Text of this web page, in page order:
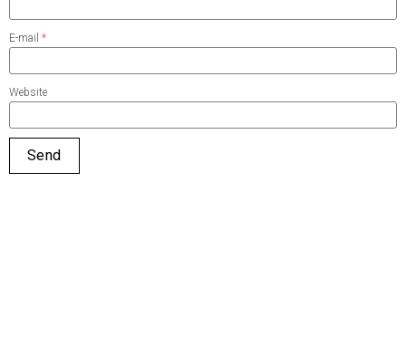
E-mail *
Website